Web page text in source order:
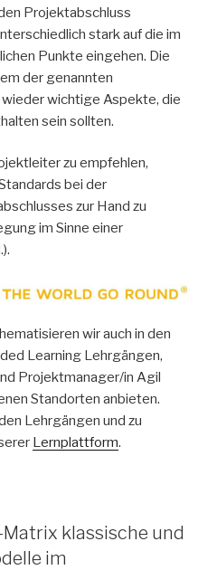
Projektabschluss
stark auf die im
Punkte eingehen. Die
der genannten
wichtige Aspekte, die
sein sollten.
zu empfehlen,
bei der
zur Hand zu
im Sinne einer
wir auch in den
Learning Lehrgängen,
Projektmanager/in Agil
Standorten anbieten.
Lehrgängen und zu
Lernplattform.
klassische und
im